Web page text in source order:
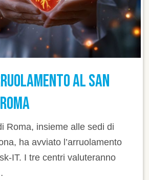
AL SAN
Roma, insieme alle sedi di
ha avviato l’arruolamento
IT. I tre centri valuteranno